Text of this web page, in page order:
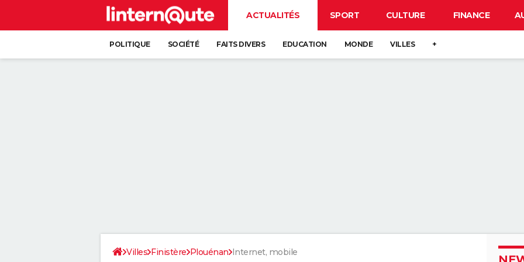
ACTUALITÉS SPORT CULTURE FINANCE
POLITIQUE SOCIÉTÉ FAITS DIVERS EDUCATION MONDE VILLES +
Villes Finistère Plouénan Internet, mobile